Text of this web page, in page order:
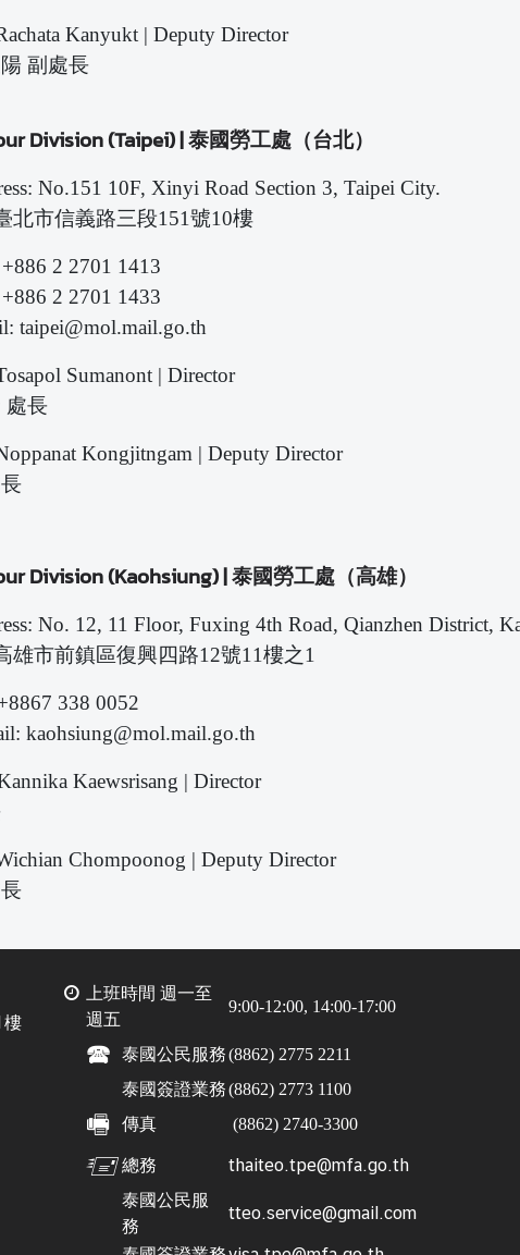
Kanyukt | Deputy Director
副處長
Division (Taipei) | 泰國勞工處（台北）
No.151 10F, Xinyi Road Section 3, Taipei City.
北市信義路三段151號10樓
2 2701 1413
2 2701 1433
taipei@mol.mail.go.th
Sumanont | Director
處長
Kongjitngam | Deputy Director
Division (Kaohsiung) | 泰國勞工處（高雄）
No. 12, 11 Floor, Fuxing 4th Road, Qianzhen District,
雄市前鎮區復興四路12號11樓之1
338 0052
kaohsiung@mol.mail.go.th
Kaewsrisang | Director
Chompoonog | Deputy Director
樓
上班時間週一至
週五
9:00-12:00, 14:00-17:00
🕿 泰國公民服務(8862) 2775 2211
泰國簽證業務(8862) 2773 1100
🖷 傳真 (8862) 2740-3300
🖅總務 thaiteo.tpe@mfa.go.th
泰國公民服
務
tteo.service@gmail.com